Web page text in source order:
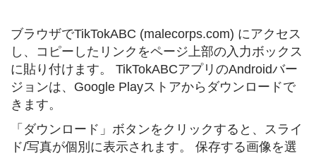
ブラウザでTikTokABC (malecorps.com) にアクセス
し、コピーしたリンクをページ上部の入力ボックス
に貼り付けます。 TikTokABCアプリのAndroidバー
ジョンは、Google Playストアからダウンロードで
きます。
「ダウンロード」ボタンをクリックすると、スライ
ド/写真が個別に表示されます。 保存する画像を選